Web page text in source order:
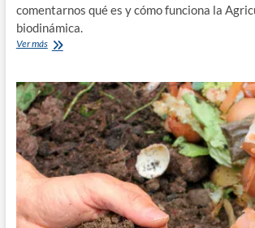
comentarnos qué es y cómo funciona la
biodinámica.
Ver más¡Agroecología,
biodinámico